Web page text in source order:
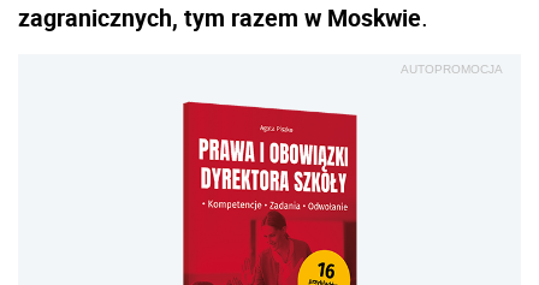
zagranicznych, tym razem w Moskwie.
AUTOPROMOCJA